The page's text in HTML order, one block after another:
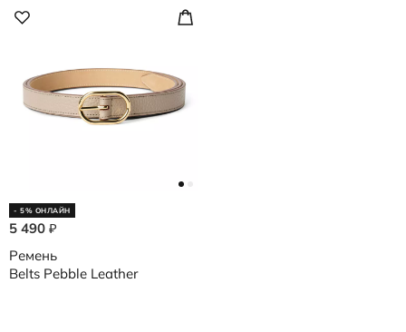
- 5% ОНЛАЙН
5 490 ₽
Ремень
Belts Pebble Leather